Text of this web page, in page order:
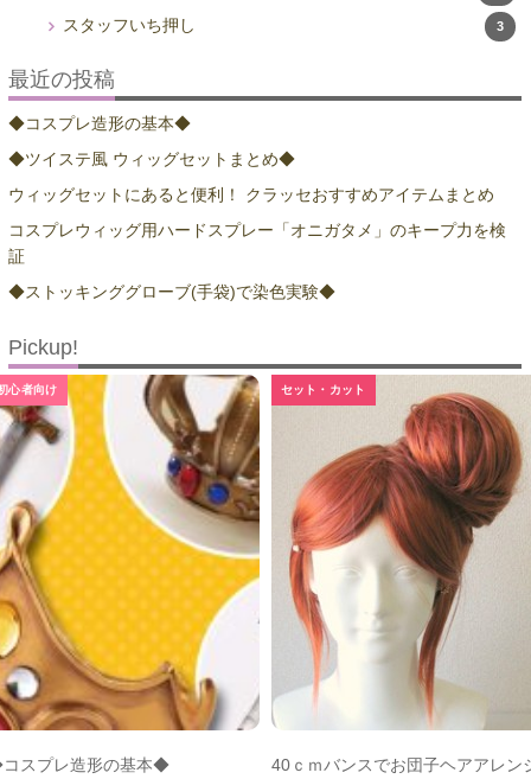
スタッフいち押し 3
最近の投稿
◆コスプレ造形の基本◆
◆ツイステ風 ウィッグセットまとめ◆
ウィッグセットにあると便利！ クラッセおすすめアイテムまとめ
コスプレウィッグ用ハードスプレー「オニガタメ」のキープ力を検
証
◆ストッキンググローブ(手袋)で染色実験◆
Pickup!
心者向け
スプレ造形の基本◆
セット・カット
40ｃｍバンスでお団子ヘアアレン